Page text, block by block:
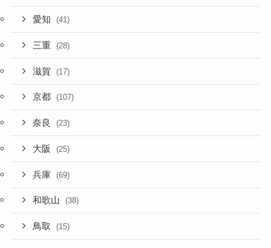
愛知 (41)
三重 (28)
滋賀 (17)
京都 (107)
奈良 (23)
大阪 (25)
兵庫 (69)
和歌山 (38)
鳥取 (15)